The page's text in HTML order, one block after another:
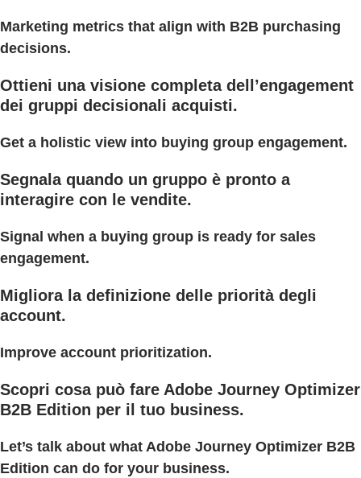
Marketing metrics that align with B2B purchasing
decisions.
Ottieni una visione completa dell’engagement
dei gruppi decisionali acquisti.
Get a holistic view into buying group engagement.
Segnala quando un gruppo è pronto a
interagire con le vendite.
Signal when a buying group is ready for sales
engagement.
Migliora la definizione delle priorità degli
account.
Improve account prioritization.
Scopri cosa può fare Adobe Journey Optimizer
B2B Edition per il tuo business.
Let’s talk about what Adobe Journey Optimizer B2B
Edition can do for your business.